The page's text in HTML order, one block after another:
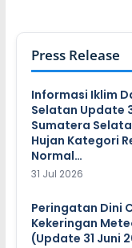
Press Release
Informasi Iklim
Selatan Update
Sumatera
Hujan Kategori
Normal…
31 Jul 2026
Peringatan Dini
Kekeringan
(Update 31 Juni